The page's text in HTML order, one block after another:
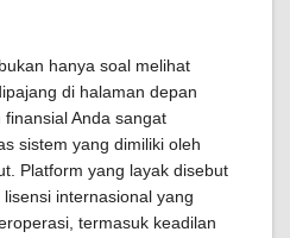
hanya soal melihat
di halaman depan
Anda sangat
sistem yang dimiliki oleh
Platform yang layak disebut
internasional yang
termasuk keadilan